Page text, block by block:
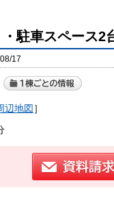
駐車スペース2
17
辺地図］